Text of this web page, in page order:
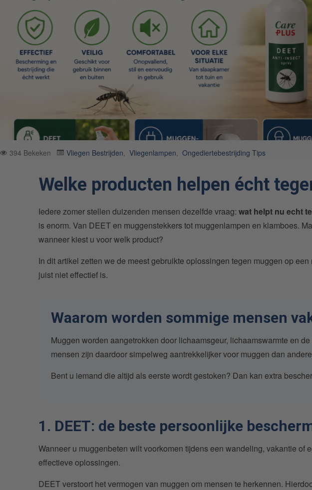
394 Bekeken Vliegen Bestrijden Vliegenlampen Ongediertebestrijding Tips
Welke producten helpen écht
Iedere zomer stellen duizenden mensen dezelfde vraag: wat helpt nu echt
is enorm. Van DEET en muggenstekkers tot muggenlampen en klamboes.
wanneer kiest u voor welk product?
In dit artikel zetten we de meest gebruikte oplossingen tegen muggen op
juist niet effectief is.
Waarom worden sommige mensen
Muggen worden aangetrokken door lichaamsgeur, lichaamswarmte en
mensen zijn daardoor simpelweg aantrekkelijker voor muggen dan
Bent u iemand die altijd als eerste wordt gestoken? Dan kan extra
1. DEET: de beste persoonlijke
Wanneer u muggenbeten wilt voorkomen tijdens een wandeling, vakantie of
effectieve oplossingen.
DEET verstoort het vermogen van muggen om mensen te herkennen.